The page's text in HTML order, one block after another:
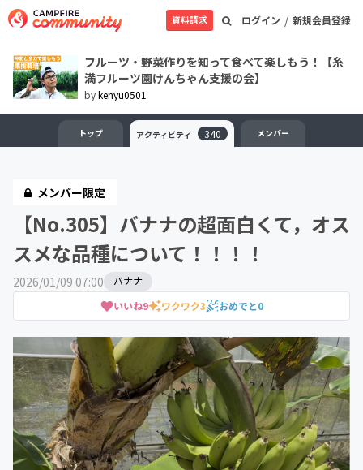
ログイン / 新規会員登録
資料請求
フルーツ・野菜作りを知って食べて楽しもう！【糸
満フルーツ園けんちゃん支援の会】
bykenyu0501
トップ アクティビティ 340 メンバー
メンバー限定
【No.305】バナナの超面白くて，オス
スメな品種について！！！！
2026/01/09 07:00
いいね9 ワクワク3 おめでと0
バナナ